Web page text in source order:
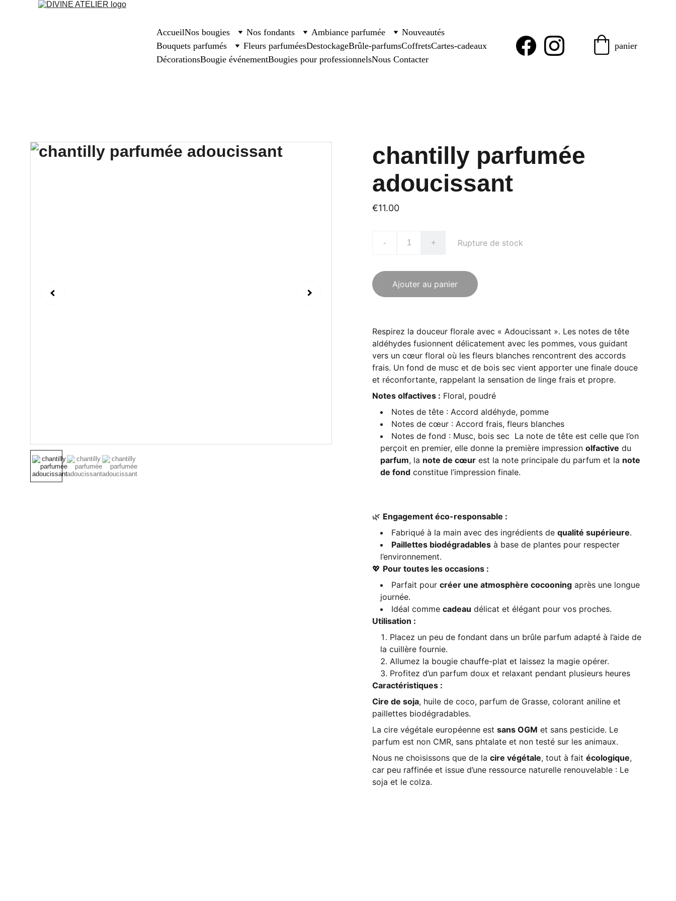
AccueilNos bougies Nos fondants Ambiance parfumée
Nouveautés
Bouquets parfumés
Fleurs parfuméesDestockageBrûle-parfumsCoffretsCartes-cadeaux
DécorationsBougie événementBougies pour professionnelsNous Contacter
panier
chantilly parfumée
adoucissant
€11.00
- + Rupture de stock
Ajouter au panier
Respirez la douceur florale avec « Adoucissant ». Les notes de tête
aldéhydes fusionnent délicatement avec les pommes, vous guidant
vers un cœur floral où les fleurs blanches rencontrent des accords
frais. Un fond de musc et de bois sec vient apporter une finale douce
et réconfortante, rappelant la sensation de linge frais et propre.
Notes olfactives : Floral, poudré
Notes de tête : Accord aldéhyde, pomme
Notes de cœur : Accord frais, fleurs blanches
Notes de fond : Musc, bois sec La note de tête est celle que l’on
perçoit en premier, elle donne la première impression olfactive du
parfum, la note de cœur est la note principale du parfum et la note
de fond constitue l’impression finale.
🌿 Engagement éco-responsable :
Fabriqué à la main avec des ingrédients de qualité supérieure.
Paillettes biodégradables à base de plantes pour respecter
l’environnement.
💖 Pour toutes les occasions :
Parfait pour créer une atmosphère cocooning après une longue
journée.
Idéal comme cadeau délicat et élégant pour vos proches.
Utilisation :
Placez un peu de fondant dans un brûle parfum adapté à l’aide de
la cuillère fournie.
Allumez la bougie chauffe-plat et laissez la magie opérer.
Profitez d’un parfum doux et relaxant pendant plusieurs heures
Caractéristiques :
Cire de soja, huile de coco, parfum de Grasse, colorant aniline et
paillettes biodégradables.
La cire végétale européenne est sans OGM et sans pesticide. Le
parfum est non CMR, sans phtalate et non testé sur les animaux.
Nous ne choisissons que de la cire végétale, tout à fait écologique,
car peu raffinée et issue d’une ressource naturelle renouvelable : Le
soja et le colza.